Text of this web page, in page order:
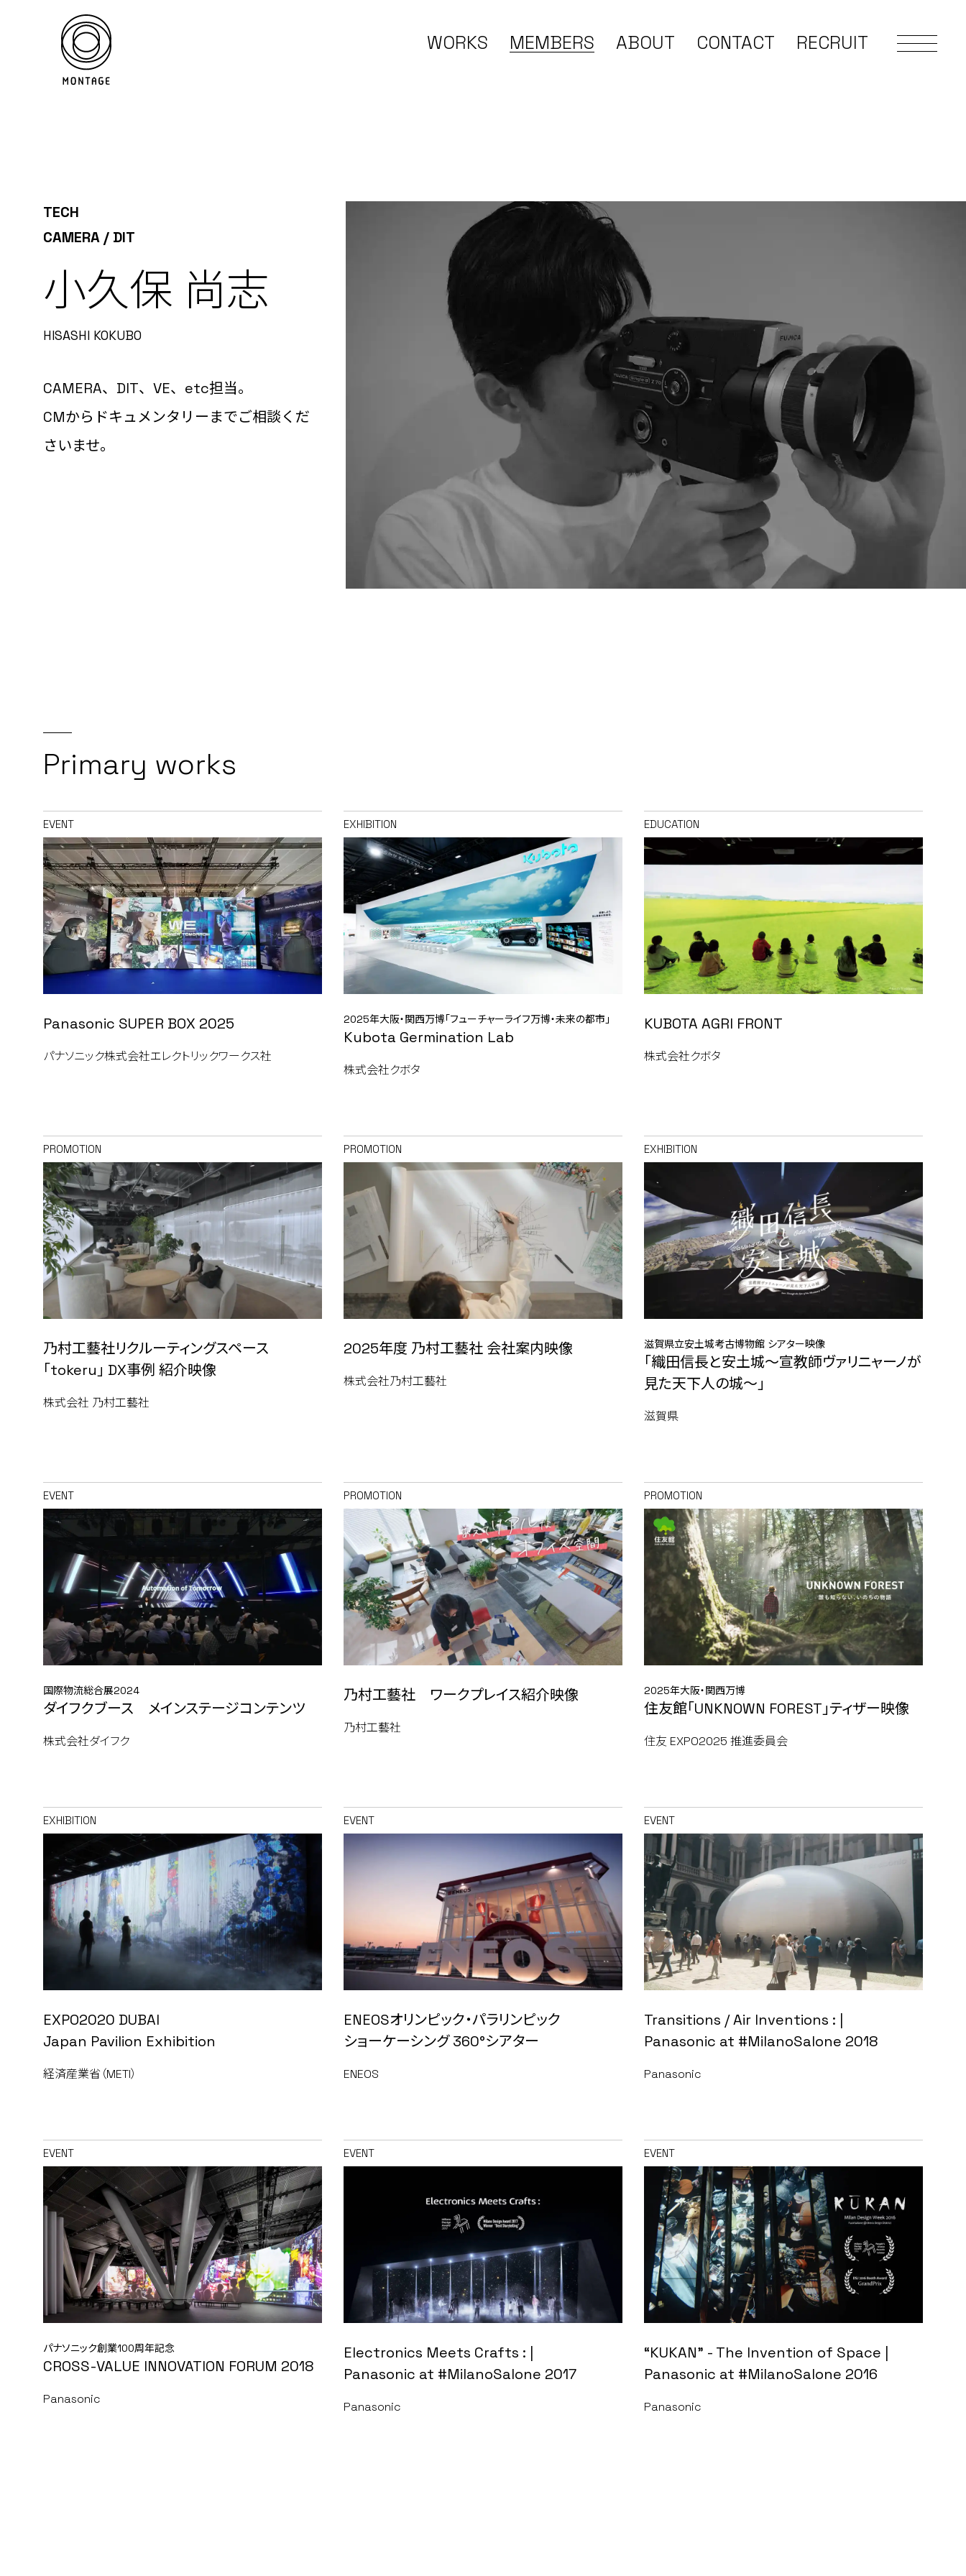
WORKS MEMBERS ABOUT CONTACT RECRUIT
TECH
CAMERA / DIT
小久保 尚志
HISASHI KOKUBO
CAMERA、DIT、VE、etc担当。
CMからドキュメンタリーまでご相談くだ
さいませ。
Primary works
EVENT
Panasonic SUPER BOX 2025
パナソニック株式会社エレクトリックワークス社
EXHIBITION
2025年大阪・関西万博「フューチャーライフ万博・未来の都市」
Kubota Germination Lab
株式会社クボタ
EDUCATION
KUBOTA AGRI FRONT
株式会社クボタ
PROMOTION
乃村工藝社リクルーティングスペース
「tokeru」 DX事例 紹介映像
株式会社 乃村工藝社
PROMOTION
2025年度 乃村工藝社 会社案内映像
株式会社乃村工藝社
EXHIBITION
滋賀県立安土城考古博物館 シアター映像
「織田信長と安土城〜宣教師ヴァリニャーノが
見た天下人の城〜」
滋賀県
EVENT
国際物流総合展2024
ダイフクブース メインステージコンテンツ
株式会社ダイフク
PROMOTION
乃村工藝社 ワークプレイス紹介映像
乃村工藝社
PROMOTION
2025年大阪・関西万博
住友館「UNKNOWN FOREST」ティザー映像
住友 EXPO2025 推進委員会
EXHIBITION
EXPO2020 DUBAI
Japan Pavilion Exhibition
経済産業省（METI）
EVENT
ENEOSオリンピック・パラリンピック
ショーケーシング 360°シアター
ENEOS
EVENT
Transitions / Air Inventions : |
Panasonic at #MilanoSalone 2018
Panasonic
EVENT
パナソニック創業100周年記念
CROSS-VALUE INNOVATION FORUM 2018
Panasonic
EVENT
Electronics Meets Crafts : |
Panasonic at #MilanoSalone 2017
Panasonic
EVENT
“KUKAN” - The Invention of Space |
Panasonic at #MilanoSalone 2016
Panasonic